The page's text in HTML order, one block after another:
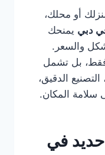
أو محلك،
دبي يمنحك
والسعر.
فقط، بل تشمل
الدقيق،
سلامة المكان.
في